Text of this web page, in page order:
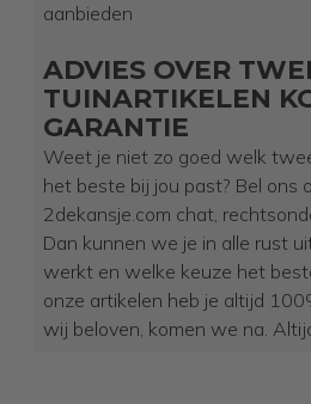
aanbieden
ADVIES OVER
TUINARTIKELEN
GARANTIE
Weet je niet zo goed welk
het beste bij jou past? Bel ons
2dekansje.com chat,
Dan kunnen we je in alle rust
werkt en welke keuze het
onze artikelen heb je altijd
wij beloven, komen we na.